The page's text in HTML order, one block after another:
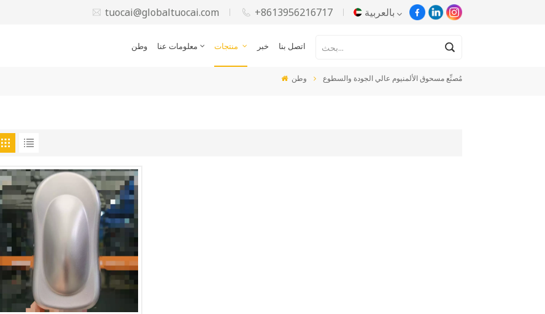
tuocai@globaltuocai.com +8613956216717 بالعربية
وطن معلومات عنا خبر اتصل بنا
وطن مُصنِّع مسحوق الألمنيوم عالي الجودة والسطوع